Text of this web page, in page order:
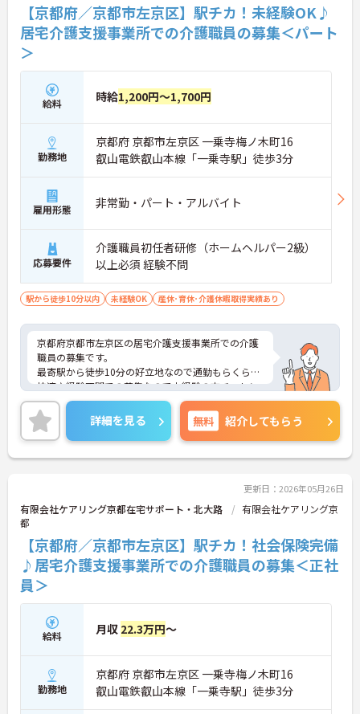
【京都府／京都市左京区】駅チカ！未経験OK♪
居宅介護支援事業所での介護職員の募集＜パート
＞
給料 時給1,200円～1,700円
勤務地
京都府 京都市左京区 一乗寺梅ノ木町16
叡山電鉄叡山本線「一乗寺駅」徒歩3分
雇用形態 非常勤・パート・アルバイト
応募要件
介護職員初任者研修（ホームヘルパー2級）
以上必須 経験不問
駅から徒歩10分以内 未経験OK 産休･育休･介護休暇取得実績あり
京都府京都市左京区の居宅介護支援事業所での介護
職員の募集です。
最寄駅から徒歩10分の好立地なので通勤もらくらく
快適♪経験不問での募集なので未経験の方チャレン
ジOK！
ご興味のある方は、面接のポイントをお伝えします
のでお気軽にお問い合せください。
詳細を見る 無料 紹介してもらう
更新日：2026年05月26日
有限会社ケアリング京都在宅サポート・北大路
有限会社ケアリング京
都
【京都府／京都市左京区】駅チカ！社会保険完備
♪居宅介護支援事業所での介護職員の募集＜正社
員＞
給料 月収 22.3万円～
勤務地
京都府 京都市左京区 一乗寺梅ノ木町16
叡山電鉄叡山本線「一乗寺駅」徒歩3分